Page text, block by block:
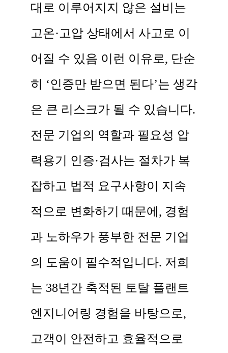
대로 이루어지지 않은 설비는
고온·고압 상태에서 사고로 이
어질 수 있음 이런 이유로, 단순
히 ‘인증만 받으면 된다’는 생각
은 큰 리스크가 될 수 있습니다. ​ ​
전문 기업의 역할과 필요성 압
력용기 인증·검사는 절차가 복
잡하고 법적 요구사항이 지속
적으로 변화하기 때문에, 경험
과 노하우가 풍부한 전문 기업
의 도움이 필수적입니다. 저희
는 38년간 축적된 토탈 플랜트
엔지니어링 경험을 바탕으로,
고객이 안전하고 효율적으로